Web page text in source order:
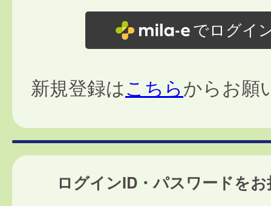
でログイ
新規登録はこちらからお願
ログインID・パスワードを